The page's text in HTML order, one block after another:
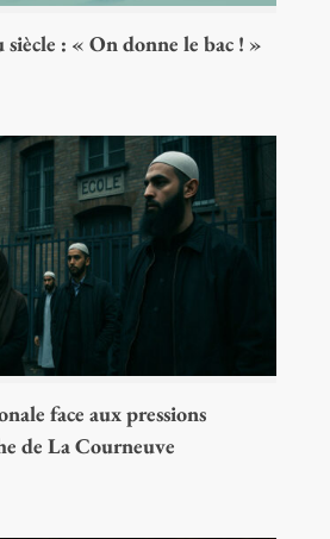
: « On donne le bac ! »
face aux pressions
de La Courneuve